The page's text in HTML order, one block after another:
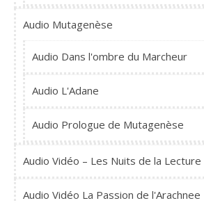
Audio Mutagenèse
Audio Dans l'ombre du Marcheur
Audio L'Adane
Audio Prologue de Mutagenèse
Audio Vidéo – Les Nuits de la Lecture
Audio Vidéo La Passion de l'Arachnee